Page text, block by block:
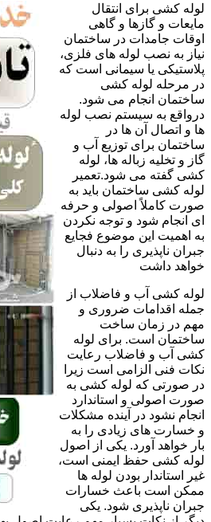
لوله کشی برای انتقال
مایعات و گازها و گاهی
اوقات جامدات در ساختمان
نیاز به نصب لوله های فلزی،
پلاستیکی یا سیمانی است که
در مرحله لوله کشی
ساختمان انجام می شود.
درواقع به سیستم نصب لوله
ها و اتصال آن ها در
ساختمان برای توزیع آب و
گاز و تخلیه زباله ها، لوله
کشی گفته می شود.تعمیر
لوله کشی ساختمان باید به
صورت کاملاً اصولی و حرفه
ای انجام شود و توجه نکردن
به اهمیت این موضوع فجایع
جبران ناپذیری را به دنبال
خواهد داشت
لوله کشی آب و فاضلاب از
جمله اقدامات ضروری و
مهم در زمان ساخت
ساختمان است. برای لوله
کشی آب و فاضلاب رعایت
نکات فنی الزامی است زیرا
در صورتی که لوله کشی به
صورت اصولی و استاندارد
انجام نشود در آینده مشکلات
و خسارت های زیادی را به
بار خواهد آورد. یکی از اصول
لوله کشی حفظ ایمنی است،
غیر استاندار بودن لوله ها
ممکن است باعث خسارات
جبران ناپذیری شود. یکی